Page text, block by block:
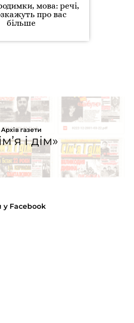
мова: речі,
про вас
більше
Архів газети
і дім»
у Facebook